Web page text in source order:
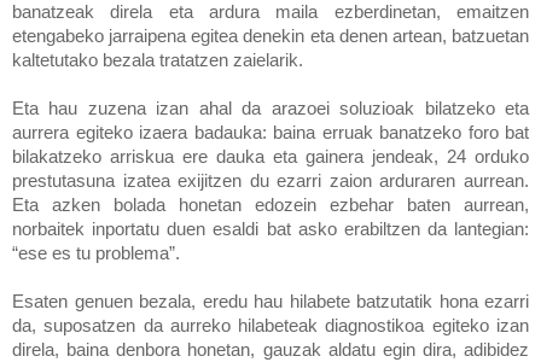
banatzeak direla eta ardura maila ezberdinetan, emaitzen
etengabeko jarraipena egitea denekin eta denen artean, batzuetan
kaltetutako bezala tratatzen zaielarik.
Eta hau zuzena izan ahal da arazoei soluzioak bilatzeko eta
aurrera egiteko izaera badauka: baina erruak banatzeko foro bat
bilakatzeko arriskua ere dauka eta gainera jendeak, 24 orduko
prestutasuna izatea exijitzen du ezarri zaion arduraren aurrean.
Eta azken bolada honetan edozein ezbehar baten aurrean,
norbaitek inportatu duen esaldi bat asko erabiltzen da lantegian:
“ese es tu problema”.
Esaten genuen bezala, eredu hau hilabete batzutatik hona ezarri
da, suposatzen da aurreko hilabeteak diagnostikoa egiteko izan
direla, baina denbora honetan, gauzak aldatu egin dira, adibidez